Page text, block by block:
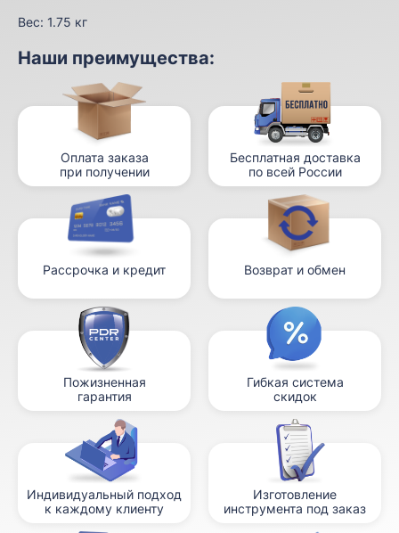
Вес: 1.75 кг
Наши преимущества:
Оплата заказа
при получении
Бесплатная доставка
по всей России
Рассрочка и кредит Возврат и обмен
Пожизненная
гарантия
Гибкая система
скидок
Индивидуальный подход
к каждому клиенту
Изготовление
инструмента под заказ